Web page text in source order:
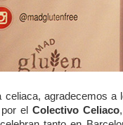
agradecemos
por elColectivo Celiaco